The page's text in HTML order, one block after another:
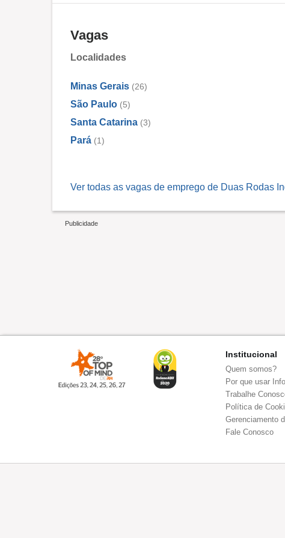
Vagas
Localidades
Minas Gerais (26)
São Paulo (5)
Santa Catarina (3)
Pará (1)
Ver todas as vagas de emprego de Duas Rodas
Institucional
Quem somos?
Por que usar
Trabalhe
Política de
Gerenciamento
Fale Conosco